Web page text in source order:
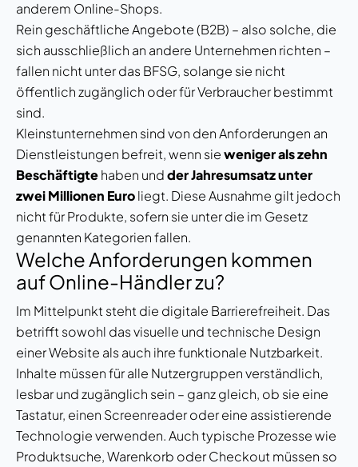
anderem Online-Shops.
Rein geschäftliche Angebote (B2B) – also solche, die
sich ausschließlich an andere Unternehmen richten –
fallen nicht unter das BFSG, solange sie nicht
öffentlich zugänglich oder für Verbraucher bestimmt
sind.
Kleinstunternehmen sind von den Anforderungen an
Dienstleistungen befreit, wenn sieweniger als zehn
Beschäftigtehaben undder Jahresumsatz unter
zwei Millionen Euroliegt. Diese Ausnahme gilt jedoch
nicht für Produkte, sofern sie unter die im Gesetz
genannten Kategorien fallen.
Welche Anforderungen kommen
auf Online-Händler zu?
Im Mittelpunkt steht die digitale Barrierefreiheit. Das
betrifft sowohl das visuelle und technische Design
einer Website als auch ihre funktionale Nutzbarkeit.
Inhalte müssen für alle Nutzergruppen verständlich,
lesbar und zugänglich sein – ganz gleich, ob sie eine
Tastatur, einen Screenreader oder eine assistierende
Technologie verwenden. Auch typische Prozesse wie
Produktsuche, Warenkorb oder Checkout müssen so